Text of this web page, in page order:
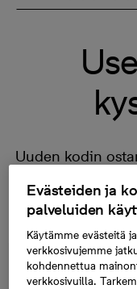
Uuden kodin
kysymyksiin,
Kysymyksiä ja
Evästeiden ja
palveluiden
Käytämme evästeitä
verkkosivujemme
kohdennettua
verkkosivuilla.